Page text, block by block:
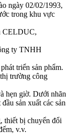
ngày 02/02/1993,
trong khu vực
CELDUC,
ty TNHH
triển sản phẩm.
trường công
hẹn giờ. Dưới nhãn
sản xuất các sản
thiết bị chuyển đổi
v.v.